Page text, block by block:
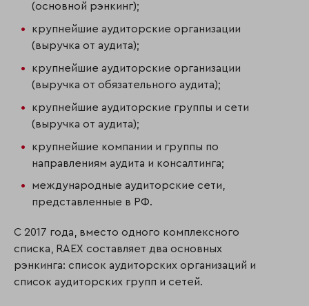
(основной рэнкинг);
крупнейшие аудиторские организации
(выручка от аудита);
крупнейшие аудиторские организации
(выручка от обязательного аудита);
крупнейшие аудиторские группы и сети
(выручка от аудита);
крупнейшие компании и группы по
направлениям аудита и консалтинга;
международные аудиторские сети,
представленные в РФ.
С 2017 года, вместо одного комплексного
списка, RAEX составляет два основных
рэнкинга: список аудиторских организаций и
список аудиторских групп и сетей.